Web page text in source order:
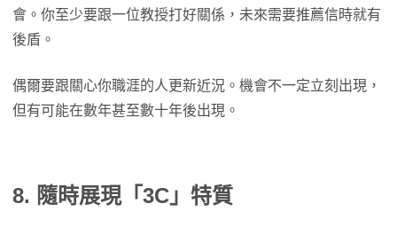
會。你至少要跟一位教授打好關係，未來需要推薦信時就有
後盾。
偶爾要跟關心你職涯的人更新近況。機會不一定立刻出現，
但有可能在數年甚至數十年後出現。
8. 隨時展現「3C」特質